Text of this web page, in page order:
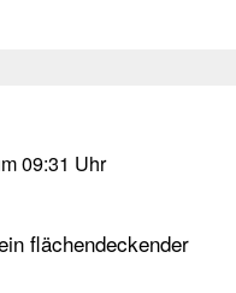
09:31 Uhr
flächendeckender